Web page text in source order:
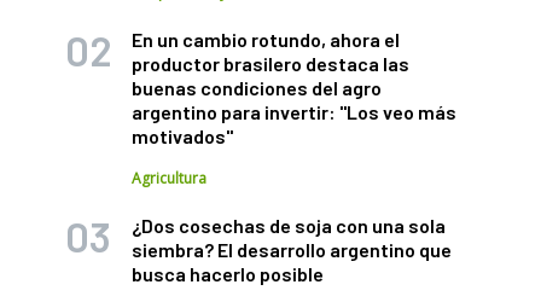
En un cambio rotundo, ahora el
productor brasilero destaca las
buenas condiciones del agro
argentino para invertir: "Los veo más
motivados"
Agricultura
¿Dos cosechas de soja con una sola
siembra? El desarrollo argentino que
busca hacerlo posible